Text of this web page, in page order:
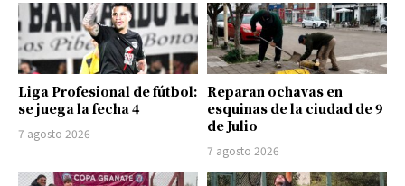
Liga Profesional de fútbol:
se juega la fecha 4
7 agosto 2026
Reparan ochavas en
esquinas de la ciudad de 9
de Julio
7 agosto 2026